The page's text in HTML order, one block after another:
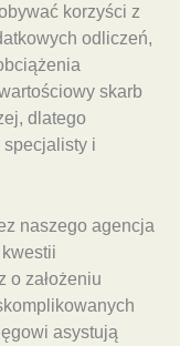
korzyści z
odliczeń,
skarb
dlatego
specjalisty i
naszego agencja
o założeniu
asystują